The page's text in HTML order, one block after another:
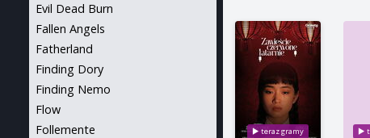
Evil Dead Burn
Fallen Angels
Fatherland
Finding Dory
Finding Nemo
Flow
Follemente